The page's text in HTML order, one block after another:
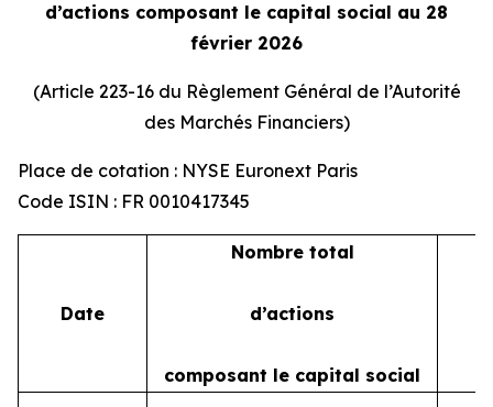
d’actions composant le capital social au 28
février 2026
(Article 223-16 du Règlement Général de l’Autorité
des Marchés Financiers)
Place de cotation : NYSE Euronext Paris
Code ISIN : FR 0010417345
Date
Nombre total
d’actions
composant le capital social